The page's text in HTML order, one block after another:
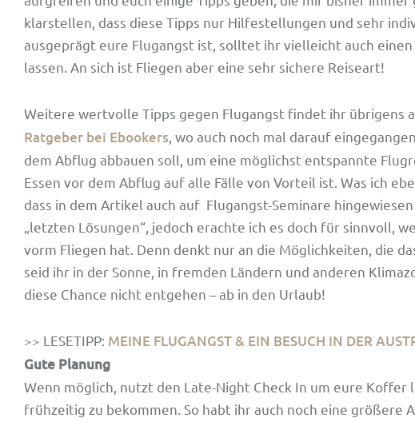
klarstellen, dass diese Tipps nur Hilfestellungen und sehr
ausgeprägt eure Flugangst ist, solltet ihr vielleicht auch
lassen. An sich ist Fliegen aber eine sehr sichere Reiseart!
Weitere wertvolle Tipps gegen Flugangst findet ihr übrigens
Ratgeber bei Ebookers , wo auch noch mal darauf
dem Abflug abbauen soll, um eine möglichst entspannte
Essen vor dem Abflug auf alle Fälle von Vorteil ist. Was ich
dass in dem Artikel auch auf Flugangst-Seminare
„letzten Lösungen“, jedoch erachte ich es doch für sinnvoll,
vorm Fliegen hat. Denn denkt nur an die Möglichkeiten, die
seid ihr in der Sonne, in fremden Ländern und anderen
diese Chance nicht entgehen – ab in den Urlaub!
>> LESETIPP: MEINE FLUGANGST & EIN BESUCH IN DER
Gute Planung
Wenn möglich, nutzt den Late-Night Check In um eure Koffer
frühzeitig zu bekommen. So habt ihr auch noch eine größere